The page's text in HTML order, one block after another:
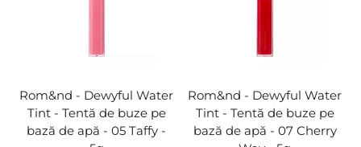
Rom&nd - Dewyful Water
Tint - Tentă de buze pe
bază de apă - 05 Taffy -
Rom&nd - Dewyful Water
Tint - Tentă de buze pe
bază de apă - 07 Cherry